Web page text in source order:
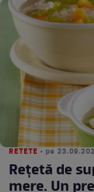
RETETE • pe
Rețetă de
mere. Un